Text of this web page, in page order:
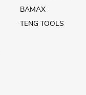
BAMAX
TENG TOOLS